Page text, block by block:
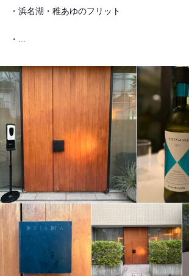
・浜名湖・稚あゆのフリット
・...